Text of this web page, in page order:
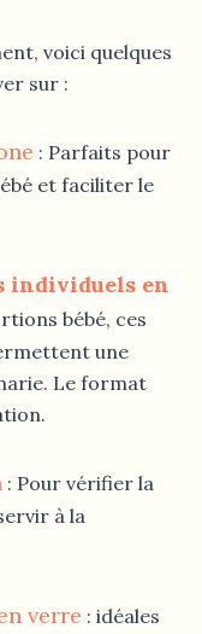
voici quelques
sur :
: Parfaits pour
et faciliter le
individuels en
bébé, ces
une
Le format
: Pour vérifier la
à la
verre : idéales